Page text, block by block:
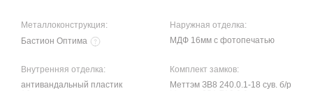
Металлоконструкция:
Бастион Оптима
Наружная отделка:
МДФ 16мм с фотопечатью
Внутренняя отделка:
антивандальный пластик
Комплект замков:
Меттэм ЗВ8 240.0.1-18 сув. б/р